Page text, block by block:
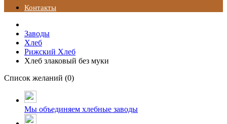
Контакты
Заводы
Хлеб
Рижский Хлеб
Хлеб злаковый без муки
Список желаний (0)
Мы объединяем хлебные заводы